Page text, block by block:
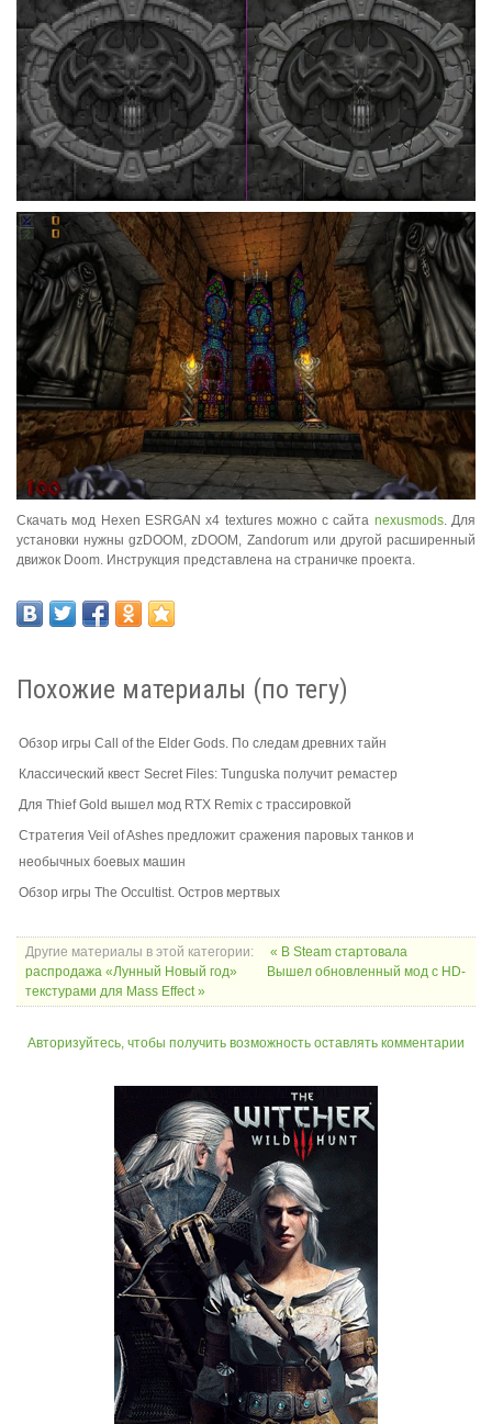
Скачать мод Hexen ESRGAN x4 textures можно с сайта nexusmods. Для
установки нужны gzDOOM, zDOOM, Zandorum или другой расширенный
движок Doom. Инструкция представлена на страничке проекта.
Похожие материалы (по тегу)
Обзор игры Call of the Elder Gods. По следам древних тайн
Классический квест Secret Files: Tunguska получит ремастер
Для Thief Gold вышел мод RTX Remix с трассировкой
Стратегия Veil of Ashes предложит сражения паровых танков и
необычных боевых машин
Обзор игры The Occultist. Остров мертвых
Другие материалы в этой категории:
« В Steam стартовала
распродажа «Лунный Новый год»
Вышел обновленный мод с HD-
текстурами для Mass Effect »
Авторизуйтесь, чтобы получить возможность оставлять комментарии